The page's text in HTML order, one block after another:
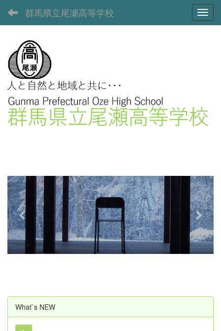
群馬県立尾瀬高等学校
e
v
i
o
u
s
x
t
What`s NEW